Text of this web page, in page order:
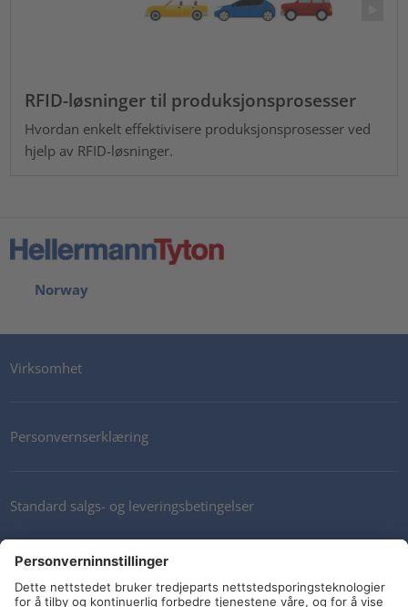
RFID-løsninger til produksjonsprosesser
Hvordan enkelt effektivisere produksjonsprosesser ved
hjelp av RFID-løsninger.
Norway
Virksomhet
Personvernserklæring
Standard salgs- og leveringsbetingelser